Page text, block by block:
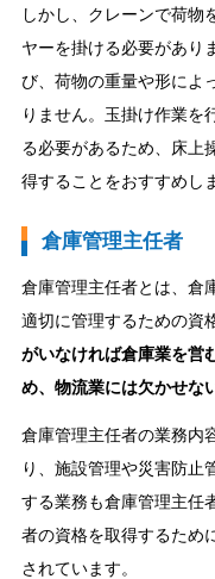
しかし、クレーンで荷物
ヤーを掛ける必要があり
び、荷物の重量や形によ
りません。玉掛け作業を
る必要があるため、床上
得することをおすすめし
倉庫管理主任者
倉庫管理主任者とは、倉
適切に管理するための資
がいなければ倉庫業を営
め、物流業には欠かせな
倉庫管理主任者の業務内
り、施設管理や災害防止
する業務も倉庫管理主任
者の資格を取得するため
されています。